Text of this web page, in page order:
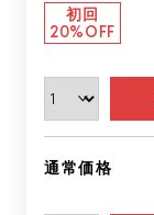
初回
20%OFF
通常価格